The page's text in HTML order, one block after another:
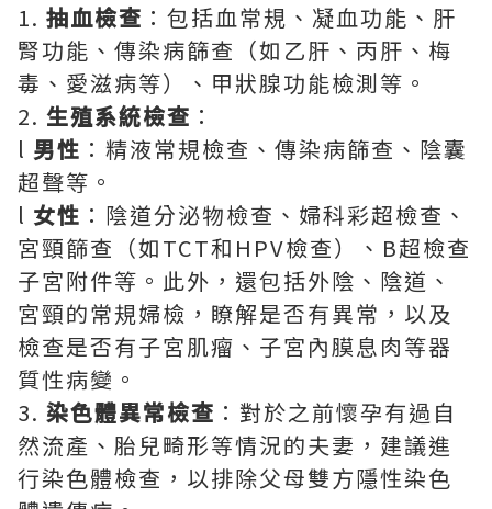
1. 抽血檢查 ：包括血常規、凝血功能、肝
腎功能、傳染病篩查（如乙肝、丙肝、梅
毒、愛滋病等）、甲狀腺功能檢測等。
2. 生殖系統檢查 ：
l 男性 ：精液常規檢查、傳染病篩查、陰囊
超聲等。
l 女性 ：陰道分泌物檢查、婦科彩超檢查、
宮頸篩查（如TCT和HPV檢查）、B超檢查
子宮附件等。此外，還包括外陰、陰道、
宮頸的常規婦檢，瞭解是否有異常，以及
檢查是否有子宮肌瘤、子宮內膜息肉等器
質性病變。
3. 染色體異常檢查 ：對於之前懷孕有過自
然流產、胎兒畸形等情況的夫妻，建議進
行染色體檢查，以排除父母雙方隱性染色